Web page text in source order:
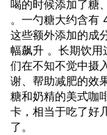
喝的时候添加了糖
。一勺糖大约含有
这些额外添加的成
幅飙升 。长期饮用
们在不知不觉中摄
谢、帮助减肥的效
糖和奶精的美式咖
卡，相当于吃了好
了。